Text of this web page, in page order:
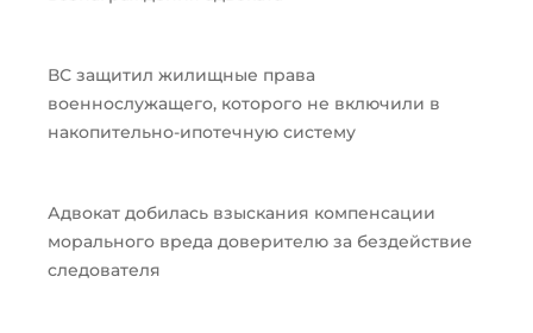
ВС защитил жилищные права
военнослужащего, которого не включили в
накопительно-ипотечную систему
Адвокат добилась взыскания компенсации
морального вреда доверителю за бездействие
следователя